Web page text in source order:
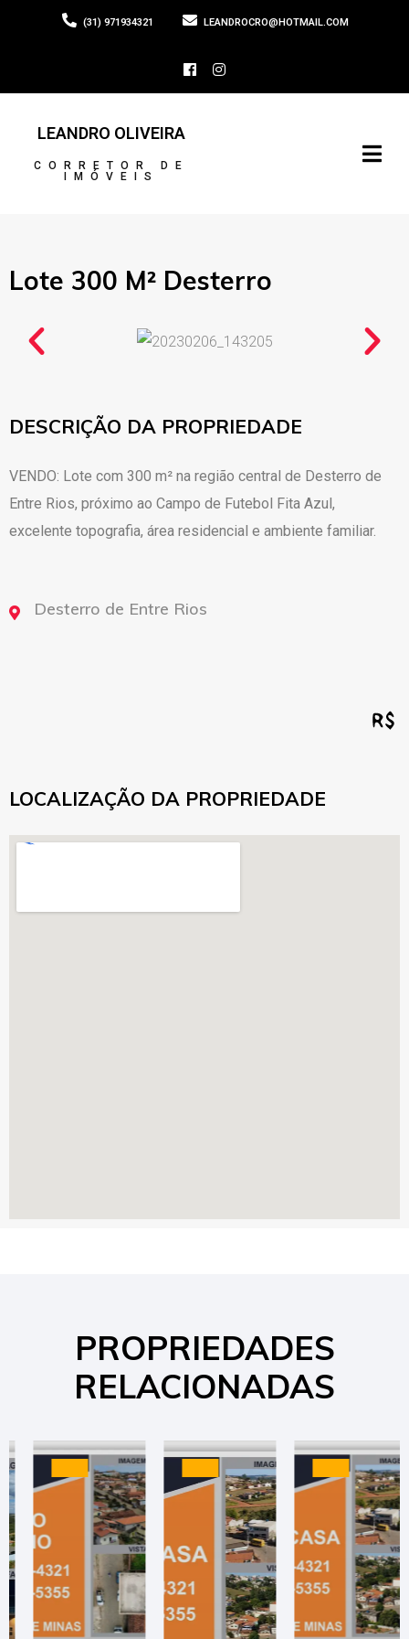
(31) 971934321 LEANDROCRO@HOTMAIL.COM
LEANDRO OLIVEIRA
CORRETOR DE
IMÓVEIS
Lote 300 M² Desterro
DESCRIÇÃO DA PROPRIEDADE
VENDO: Lote com 300 m² na região central de Desterro de
Entre Rios, próximo ao Campo de Futebol Fita Azul,
excelente topografia, área residencial e ambiente familiar.
Desterro de Entre Rios
LOCALIZAÇÃO DA PROPRIEDADE
PROPRIEDADES
RELACIONADAS